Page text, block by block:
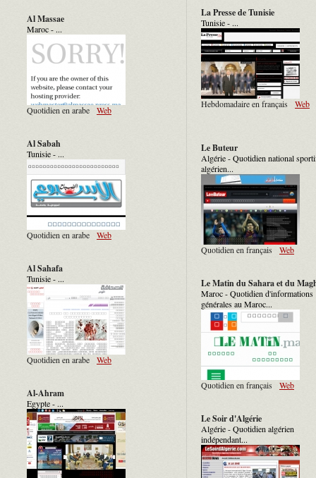
Al Massae
Maroc - ...
Quotidien en arabe Web
Al Sabah
Tunisie - ...
Quotidien en arabe Web
Al Sahafa
Tunisie - ...
Quotidien en arabe Web
Al-Ahram
Egypte - ...
La Presse de Tunisie
Tunisie - ...
Hebdomadaire en français Web
Le Buteur
Algérie - Quotidien national
algérien...
Quotidien en français Web
Le Matin du Sahara et du
Maroc - Quotidien d'informations
générales au Maroc...
Quotidien en français Web
Le Soir d'Algérie
Algérie - Quotidien algérien
indépendant...